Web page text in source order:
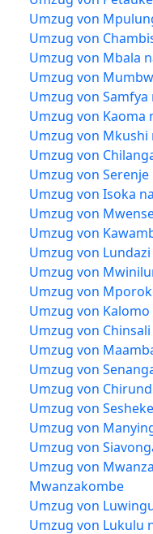
Umzug von
Umzug von
Umzug von Mbala
Umzug von
Umzug von Samfya
Umzug von Kaoma
Umzug von Mkushi
Umzug von
Umzug von
Umzug von Isoka
Umzug von
Umzug von
Umzug von
Umzug von
Umzug von
Umzug von
Umzug von
Umzug von
Umzug von
Umzug von
Umzug von
Umzug von
Umzug von
Umzug von
Mwanzakombe
Umzug von
Umzug von Lukulu